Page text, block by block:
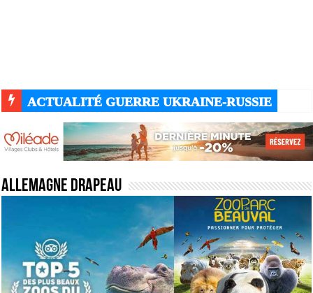
ACTUALITÉ GUERRE UKRAINE-RUSSIE
Allemagne drapeau